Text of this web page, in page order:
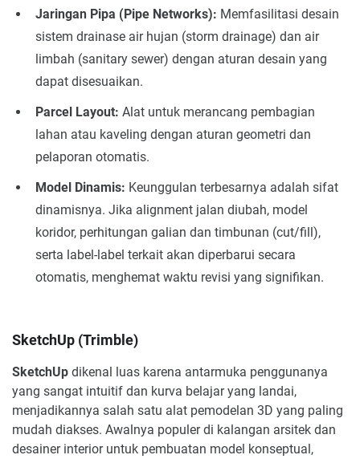
Jaringan Pipa (Pipe Networks): Memfasilitasi desain
sistem drainase air hujan (storm drainage) dan air
limbah (sanitary sewer) dengan aturan desain yang
dapat disesuaikan.
Parcel Layout: Alat untuk merancang pembagian
lahan atau kaveling dengan aturan geometri dan
pelaporan otomatis.
Model Dinamis: Keunggulan terbesarnya adalah sifat
dinamisnya. Jika alignment jalan diubah, model
koridor, perhitungan galian dan timbunan (cut/fill),
serta label-label terkait akan diperbarui secara
otomatis, menghemat waktu revisi yang signifikan.
SketchUp (Trimble)
SketchUp dikenal luas karena antarmuka penggunanya
yang sangat intuitif dan kurva belajar yang landai,
menjadikannya salah satu alat pemodelan 3D yang paling
mudah diakses. Awalnya populer di kalangan arsitek dan
desainer interior untuk pembuatan model konseptual,